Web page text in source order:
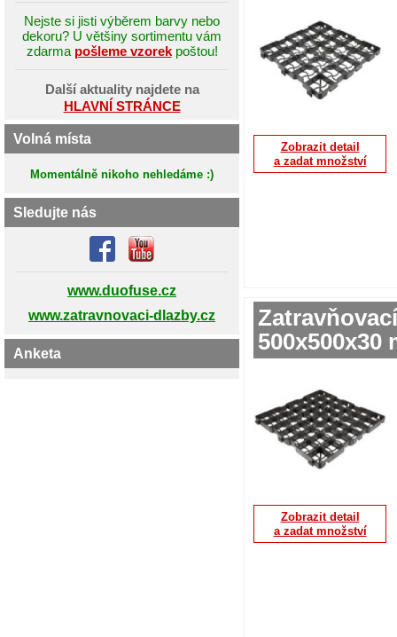
Zobrazit detail
a zadat množství
500x500x30
Zobrazit detail
a zadat množství
Nejste si jisti výběrem barvy nebo
dekoru? U většiny sortimentu vám
zdarma pošleme vzorekpoštou!
Další aktuality najdete na
HLAVNÍ STRÁNCE
Volná místa
Momentálně nikoho nehledáme :)
Sledujte nás
www.duofuse.cz
www.zatravnovaci-dlazby.cz
Anketa